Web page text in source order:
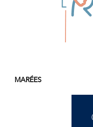
MARÉES